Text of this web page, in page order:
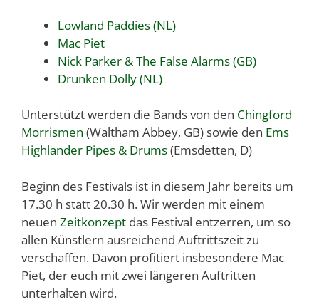
Lowland Paddies (NL)
Mac Piet
Nick Parker & The False Alarms (GB)
Drunken Dolly (NL)
Unterstützt werden die Bands von den Chingford
Morrismen (Waltham Abbey, GB) sowie den Ems
Highlander Pipes & Drums(Emsdetten, D)
Beginn des Festivals ist in diesem Jahr bereits um
17.30 h statt 20.30 h. Wir werden mit einem
neuen Zeitkonzept das Festival entzerren, um so
allen Künstlern ausreichend Auftrittszeit zu
verschaffen. Davon profitiert insbesondere Mac
Piet, der euch mit zwei längeren Auftritten
unterhalten wird.